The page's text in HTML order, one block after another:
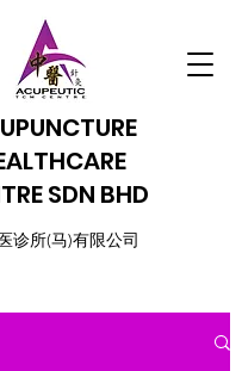
SDN BHD
诊所(马)有限公司